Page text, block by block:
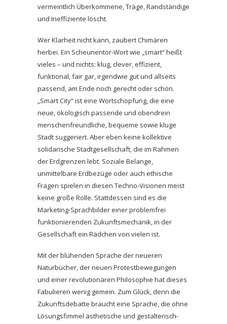
vermeintlich Überkommene, Träge, Randständige
und Ineffiziente löscht.
Wer Klarheit nicht kann, zaubert Chimären
herbei. Ein Scheunentor-Wort wie „smart“ heißt
vieles – und nichts: klug, clever, effizient,
funktional, fair gar, irgendwie gut und allseits
passend, am Ende noch gerecht oder schön.
„Smart City“ ist eine Wortschöpfung, die eine
neue, ökologisch passende und obendrein
menschenfreundliche, bequeme sowie kluge
Stadt suggeriert. Aber eben keine kollektive
solidarische Stadtgesellschaft, die im Rahmen
der Erdgrenzen lebt. Soziale Belange,
unmittelbare Erdbezüge oder auch ethische
Fragen spielen in diesen Techno-Visionen meist
keine große Rolle. Stattdessen sind es die
Marketing-Sprachbilder einer problemfrei
funktionierenden Zukunftsmechanik, in der
Gesellschaft ein Rädchen von vielen ist.
Mit der blühenden Sprache der neueren
Naturbücher, der neuen Protestbewegungen
und einer revolutionären Philosophie hat dieses
Fabulieren wenig gemein. Zum Glück, denn die
Zukunftsdebatte braucht eine Sprache, die ohne
Lösungsfimmel ästhetische und gestalterisch-